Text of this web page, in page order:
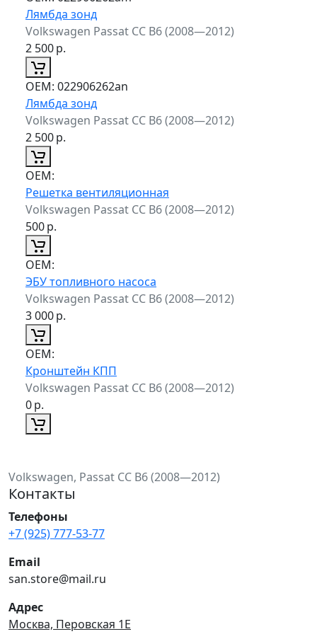
Лямбда зонд
Volkswagen Passat CC B6 (2008—2012)
2 500р.
ОЕМ: 022906262an
Лямбда зонд
Volkswagen Passat CC B6 (2008—2012)
2 500р.
ОЕМ:
Решетка вентиляционная
Volkswagen Passat CC B6 (2008—2012)
500р.
ОЕМ:
ЭБУ топливного насоса
Volkswagen Passat CC B6 (2008—2012)
3 000р.
ОЕМ:
Кронштейн КПП
Volkswagen Passat CC B6 (2008—2012)
0р.
Volkswagen, Passat CC B6 (2008—2012)
Контакты
Телефоны
+7 (925) 777-53-77
Email
san.store@mail.ru
Адрес
Москва, Перовская 1Е